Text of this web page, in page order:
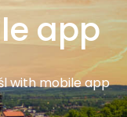
app
with mobile app